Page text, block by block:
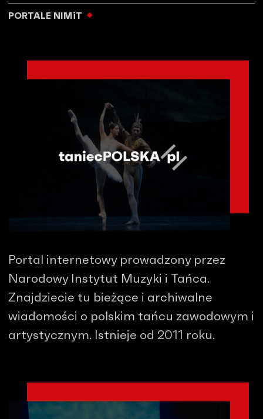
PORTALE NIMiT
Portal internetowy prowadzony przez
Narodowy Instytut Muzyki i Tańca.
Znajdziecie tu bieżące i archiwalne
wiadomości o polskim tańcu zawodowym i
artystycznym. Istnieje od 2011 roku.